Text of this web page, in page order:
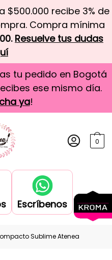
$500.000 recibe 3% de
Compra mínima
Resuelve tus dudas
tu pedido en Bogotá
ese mismo día.
ya!
0
Escríbenos
Sublime Atenea